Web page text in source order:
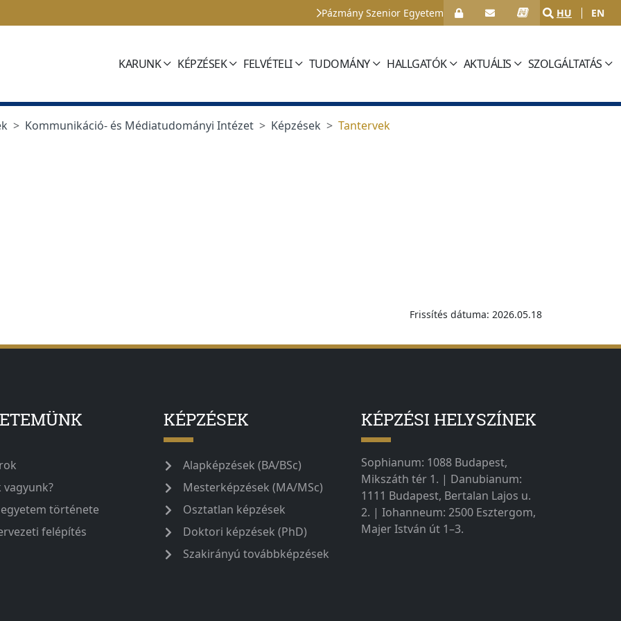
Pázmány Szenior Egyetem HU EN
KARUNK KÉPZÉSEK FELVÉTELI TUDOMÁNY HALLGATÓK AKTUÁLIS SZOLGÁLTATÁS
Kommunikáció- és Médiatudományi Intézet Képzések Tantervek
Frissítés dátuma: 2026.05.18
vagyunk?
története
felépítés
KÉPZÉSEK
Alapképzések (BA/BSc)
Mesterképzések (MA/MSc)
Osztatlan képzések
Doktori képzések (PhD)
Szakirányú továbbképzések
KÉPZÉSI HELYSZÍNEK
Sophianum: 1088 Budapest,
Mikszáth tér 1. | Danubianum:
1111 Budapest, Bertalan Lajos u.
2. | Iohanneum: 2500 Esztergom,
Majer István út 1–3.